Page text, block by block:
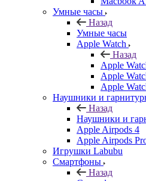
Умные часы
Назад
Умные часы
Apple Watch
Назад
Apple
Apple
Apple
Наушники и
Назад
Наушники и
Apple Airpods 4
Apple Airpods
Игрушки Labubu
Смартфоны
Назад